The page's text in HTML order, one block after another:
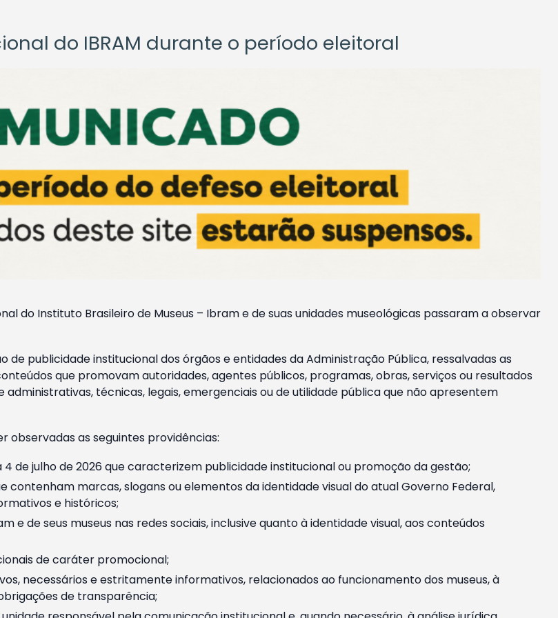
do IBRAM durante o período eleitoral
do Instituto Brasileiro de Museus – Ibram e de suas unidades museológicas passaram a observar
de publicidade institucional dos órgãos e entidades da Administração Pública, ressalvadas as
que promovam autoridades, agentes públicos, programas, obras, serviços ou resultados
técnicas, legais, emergenciais ou de utilidade pública que não apresentem
observadas as seguintes providências:
de julho de 2026 que caracterizem publicidade institucional ou promoção da gestão;
contenham marcas, slogans ou elementos da identidade visual do atual Governo Federal,
e históricos;
e de seus museus nas redes sociais, inclusive quanto à identidade visual, aos conteúdos
de caráter promocional;
necessários e estritamente informativos, relacionados ao funcionamento dos museus, à
de transparência;